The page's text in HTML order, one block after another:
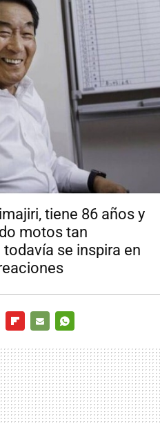
tiene 86 años y
motos tan
se inspira en
MAIL